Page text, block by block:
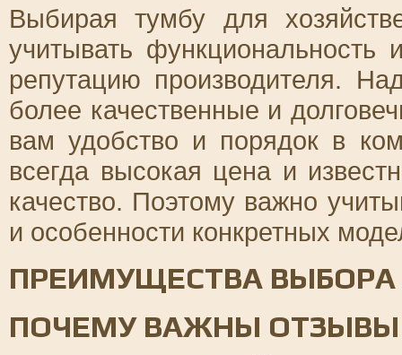
Выбирая тумбу для
учитывать
репутацию производителя.
более качественные и
вам удобство и порядок в
всегда высокая цена и
качество. Поэтому важно
и особенности конкретных
ПРЕИМУЩЕСТВА ВЫБОРА
ПОЧЕМУ ВАЖНЫ ОТЗЫВЫ